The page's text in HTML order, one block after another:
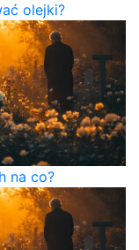
olejki?
na co?